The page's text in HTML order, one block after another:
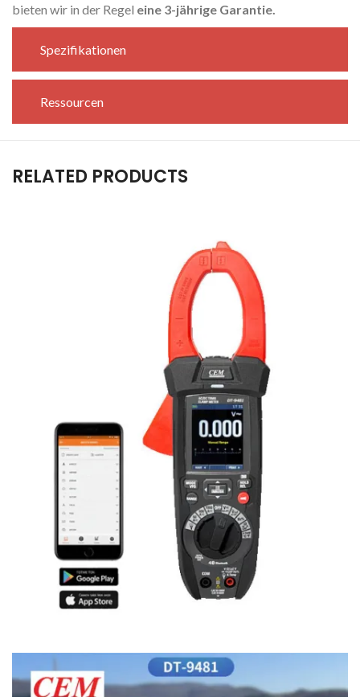
Spezifikationen
Ressourcen
bieten wir in der Regel eine 3-jährige Garantie.
RELATED PRODUCTS